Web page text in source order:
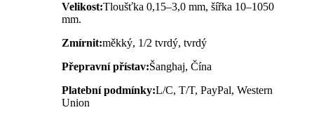
Velikost:Tloušťka 0,15–3,0 mm, šířka 10–1050
mm.
Zmírnit:měkký, 1/2 tvrdý, tvrdý
Přepravní přístav:Šanghaj, Čína
Platební podmínky:L/C, T/T, PayPal, Western
Union